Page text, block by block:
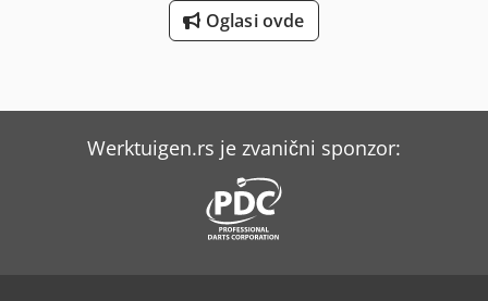
transportera: 1400 mm -prečnik valjka: 105 mm -valjci sa
gumiranom površinom -prečnik osovine: 25 mm -visina
dimenzije: 1400/1500/V1100 mm -težina: cca 230 kg
Oglasi ovde
Werktuigen.rs je zvanični sponzor: